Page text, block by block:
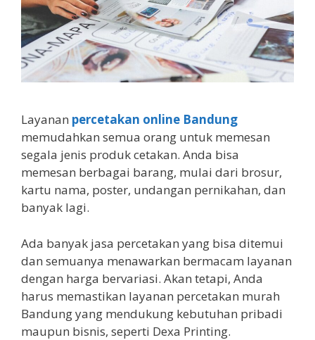
Layanan percetakan online Bandung
memudahkan semua orang untuk memesan
segala jenis produk cetakan. Anda bisa
memesan berbagai barang, mulai dari brosur,
kartu nama, poster, undangan pernikahan, dan
banyak lagi.
Ada banyak jasa percetakan yang bisa ditemui
dan semuanya menawarkan bermacam layanan
dengan harga bervariasi. Akan tetapi, Anda
harus memastikan layanan percetakan murah
Bandung yang mendukung kebutuhan pribadi
maupun bisnis, seperti Dexa Printing.